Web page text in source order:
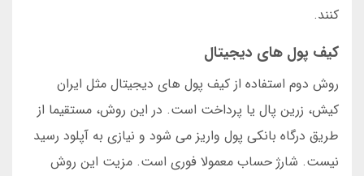
کنند.
کیف پول های دیجیتال
روش دوم استفاده از کیف پول های دیجیتال مثل ایران
کیش، زرین پال یا پرداخت است. در این روش، مستقیما از
طریق درگاه بانکی پول واریز می شود و نیازی به آپلود رسید
نیست. شارژ حساب معمولا فوری است. مزیت این روش